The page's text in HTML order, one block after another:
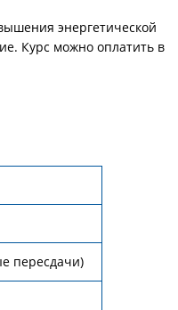
энергетической
Курс можно оплатить в
пересдачи)